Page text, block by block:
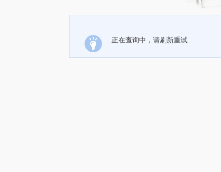
正在查询中，请刷新重试